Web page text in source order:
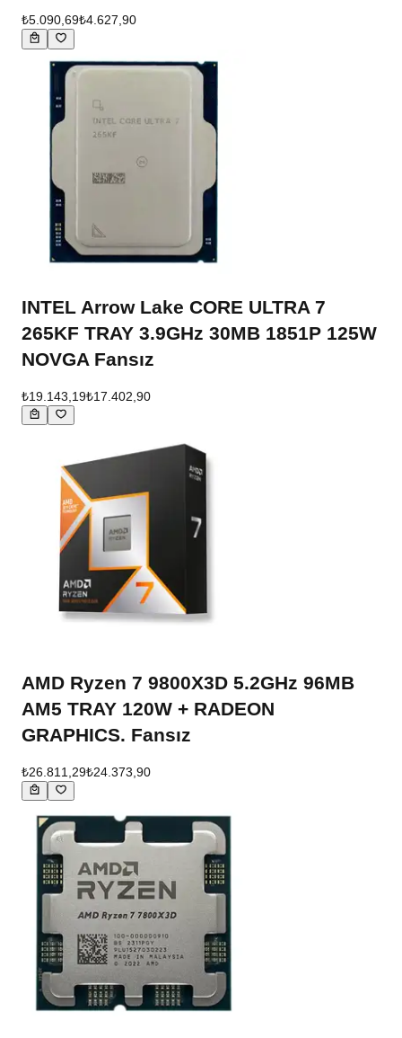
₺5.090,69₺4.627,90
INTEL Arrow Lake CORE ULTRA 7
265KF TRAY 3.9GHz 30MB 1851P 125W
NOVGA Fansız
₺19.143,19₺17.402,90
AMD Ryzen 7 9800X3D 5.2GHz 96MB
AM5 TRAY 120W + RADEON
GRAPHICS. Fansız
₺26.811,29₺24.373,90